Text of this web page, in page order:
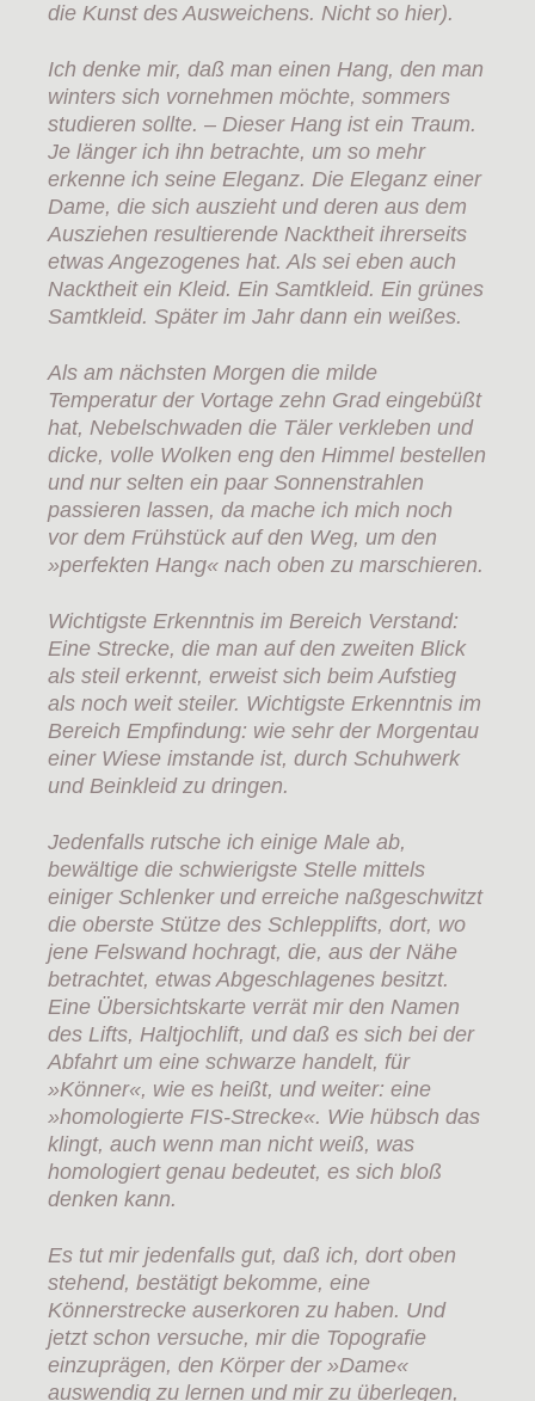
die Kunst des Ausweichens. Nicht so hier).
Ich denke mir, daß man einen Hang, den man
winters sich vornehmen möchte, sommers
studieren sollte. – Dieser Hang ist ein Traum.
Je länger ich ihn betrachte, um so mehr
erkenne ich seine Eleganz. Die Eleganz einer
Dame, die sich auszieht und deren aus dem
Ausziehen resultierende Nacktheit ihrerseits
etwas Angezogenes hat. Als sei eben auch
Nacktheit ein Kleid. Ein Samtkleid. Ein grünes
Samtkleid. Später im Jahr dann ein weißes.
Als am nächsten Morgen die milde
Temperatur der Vortage zehn Grad eingebüßt
hat, Nebelschwaden die Täler verkleben und
dicke, volle Wolken eng den Himmel bestellen
und nur selten ein paar Sonnenstrahlen
passieren lassen, da mache ich mich noch
vor dem Frühstück auf den Weg, um den
»perfekten Hang« nach oben zu marschieren.
Wichtigste Erkenntnis im Bereich Verstand:
Eine Strecke, die man auf den zweiten Blick
als steil erkennt, erweist sich beim Aufstieg
als noch weit steiler. Wichtigste Erkenntnis im
Bereich Empfindung: wie sehr der Morgentau
einer Wiese imstande ist, durch Schuhwerk
und Beinkleid zu dringen.
Jedenfalls rutsche ich einige Male ab,
bewältige die schwierigste Stelle mittels
einiger Schlenker und erreiche naßgeschwitzt
die oberste Stütze des Schlepplifts, dort, wo
jene Felswand hochragt, die, aus der Nähe
betrachtet, etwas Abgeschlagenes besitzt.
Eine Übersichtskarte verrät mir den Namen
des Lifts, Haltjochlift, und daß es sich bei der
Abfahrt um eine schwarze handelt, für
»Könner«, wie es heißt, und weiter: eine
»homologierte FIS-Strecke«. Wie hübsch das
klingt, auch wenn man nicht weiß, was
homologiert genau bedeutet, es sich bloß
denken kann.
Es tut mir jedenfalls gut, daß ich, dort oben
stehend, bestätigt bekomme, eine
Könnerstrecke auserkoren zu haben. Und
jetzt schon versuche, mir die Topografie
einzuprägen, den Körper der »Dame«
auswendig zu lernen und mir zu überlegen,